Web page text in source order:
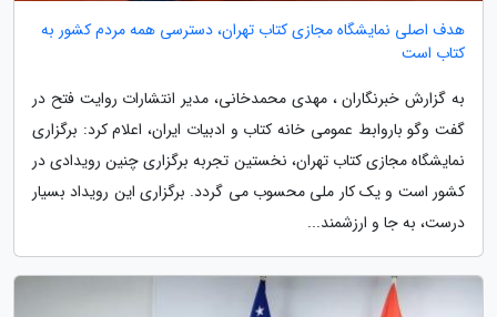
هدف اصلی نمایشگاه مجازی کتاب تهران، دسترسی همه مردم کشور به
کتاب است
به گزارش خبرنگاران ، مهدی محمدخانی، مدیر انتشارات روایت فتح در
گفت وگو باروابط عمومی خانه کتاب و ادبیات ایران، اعلام کرد: برگزاری
نمایشگاه مجازی کتاب تهران، نخستین تجربه برگزاری چنین رویدادی در
کشور است و یک کار ملی محسوب می گردد. برگزاری این رویداد بسیار
درست، به جا و ارزشمند...